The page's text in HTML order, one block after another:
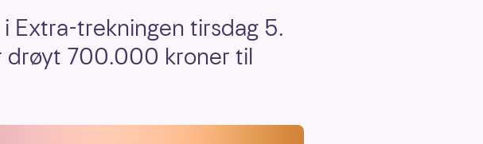
Extra-trekningen tirsdag 5.
drøyt 700.000 kroner til